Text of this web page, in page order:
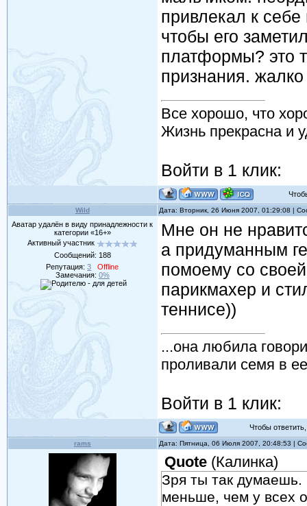
привлекал к
чтобы его
платформы? это
признания. жалко
Все хорошо, что
Жизнь прекрасна и
Войти в 1 клик:
Wild Дата: Вторник, 26 Июня 2007, 01:29:08 |
Аватар удалён в виду принадлежности к
категории «16+»
Активный участник
Сообщений: 188
Репутация:3
Offline
Замечания: 0%
Мне он не
а придуманным
помоему со
парикмахер и
теннисе))
...она любила
проливали семя в
Войти в 1 клик:
Чтобы
rams Дата: Пятница, 06 Июля 2007, 20:48:53 |
Quote(Калинка)
Зря ты так
меньше, чем у всех